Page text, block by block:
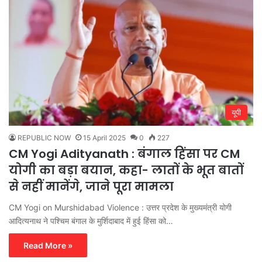
यूपी
REPUBLIC NOW 15 April 2025 0 227
CM Yogi Adityanath : बंगाल हिंसा पर CM
योगी का बड़ा बयान, कहा- लातों के भूत बातों
से नहीं मानेंगे, जाने पूरा मामला
CM Yogi on Murshidabad Violence : उत्तर प्रदेश के मुख्यमंत्री योगी
आदित्यनाथ ने पश्चिम बंगाल के मुर्शिदाबाद में हुई हिंसा को…
Read More »